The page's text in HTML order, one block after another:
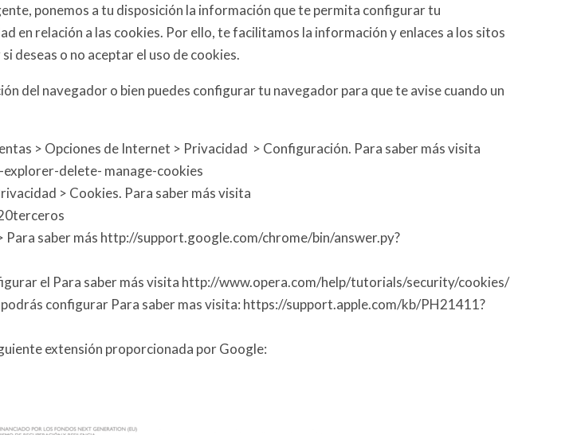
ponemos a tu disposición la información que te permita configurar tu
relación a las cookies. Por ello, te facilitamos la información y enlaces a los sitos
deseas o no aceptar el uso de cookies.
del navegador o bien puedes configurar tu navegador para que te avise cuando un
> Opciones de Internet > Privacidad > Configuración. Para saber más visita
delete- manage-cookies
> Cookies. Para saber más visita
Para saber más http://support.google.com/chrome/bin/answer.py?
el Para saber más visita http://www.opera.com/help/tutorials/security/cookies/
configurar Para saber mas visita: https://support.apple.com/kb/PH21411?
extensión proporcionada por Google: